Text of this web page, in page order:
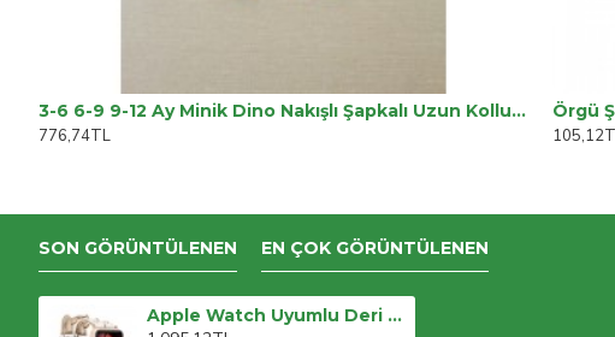
3-6 6-9 9-12 Ay Minik Dino Nakışlı Şapkalı Uzun Kollu Sweat 3lü Kız-erkek Bebek Takımı
776,74TL
Örgü
SON GÖRÜNTÜLENEN EN ÇOK GÖRÜNTÜLENEN
Apple Watch Uyumlu Deri Kordon York Double Tour F3